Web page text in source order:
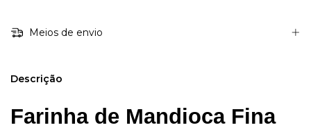
Meios de envio
Descrição
Farinha de Mandioca Fina